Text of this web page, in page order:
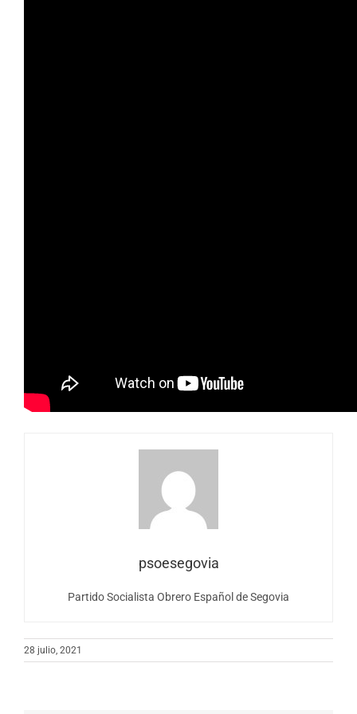
psoesegovia
Partido Socialista Obrero Español de Segovia
28 julio, 2021